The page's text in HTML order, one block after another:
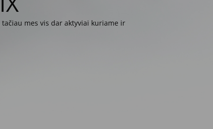
mes vis dar aktyviai kuriame ir